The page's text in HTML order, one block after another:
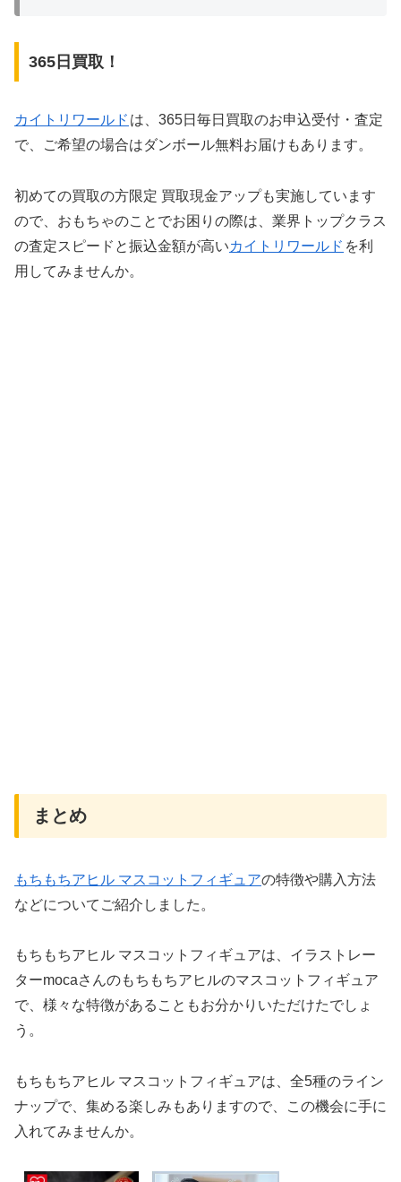
365日買取！
カイトリワールド は、365日毎日買取のお申込受付・査定
で、ご希望の場合はダンボール無料お届けもあります。
初めての買取の方限定 買取現金アップも実施しています
ので、おもちゃのことでお困りの際は、業界トップクラス
の査定スピードと振込金額が高いカイトリワールド を利
用してみませんか。
まとめ
もちもちアヒル マスコットフィギュアの特徴や購入方法
などについてご紹介しました。
もちもちアヒル マスコットフィギュアは、イラストレー
ターmocaさんのもちもちアヒルのマスコットフィギュア
で、様々な特徴があることもお分かりいただけたでしょ
う。
もちもちアヒル マスコットフィギュアは、全5種のライン
ナップで、集める楽しみもありますので、この機会に手に
入れてみませんか。